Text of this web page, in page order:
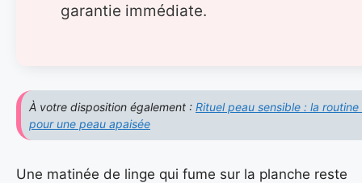
garantie immédiate.
À votre disposition également : Rituel peau sensible : la
pour une peau apaisée
Une matinée de linge qui fume sur la planche reste